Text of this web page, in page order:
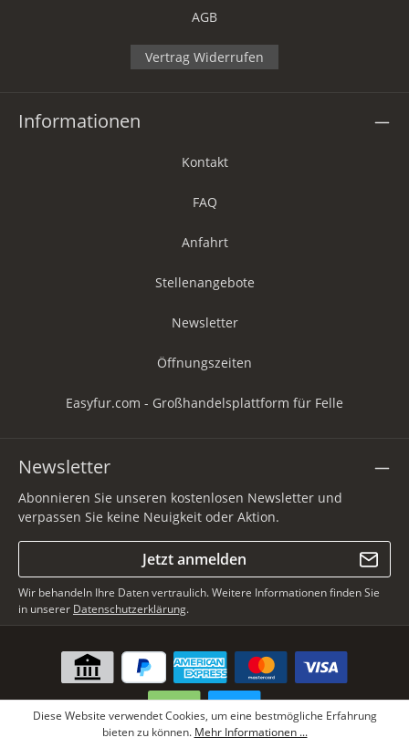
AGB
Vertrag Widerrufen
Informationen
Kontakt
FAQ
Anfahrt
Stellenangebote
Newsletter
Öffnungszeiten
Easyfur.com - Großhandelsplattform für Felle
Newsletter
Abonnieren Sie unseren kostenlosen Newsletter und
verpassen Sie keine Neuigkeit oder Aktion.
Jetzt anmelden
Wir behandeln Ihre Daten vertraulich. Weitere Informationen finden Sie
in unserer Datenschutzerklärung.
Diese Website verwendet Cookies, um eine bestmögliche Erfahrung
bieten zu können. Mehr Informationen ...